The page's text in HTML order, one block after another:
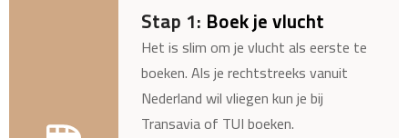
Stap 1: Boek je vlucht
Het is slim om je vlucht als eerste te
boeken. Als je rechtstreeks vanuit
Nederland wil vliegen kun je bij
Transavia of TUI boeken.